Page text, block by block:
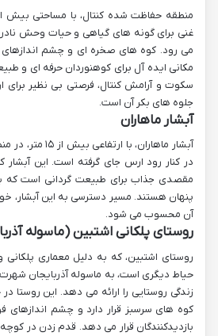
غنی برای گونه های گیاهی و حیات وحش
می رود. کوه های صخره ای و چشم اندازهای
مکانی ایده آل برای کوهنوردان حرفه ای و
سکوت و آرامش کنتال، فرصتی بی نظیر برای
جلوه های بکر آن است.
آبشار ماهاران
آبشار ماهاران، با
در کنار رود ارس جای گرفته است. این
مقصدی جذاب برای طبیعت گردانی است که
پنهان هستند. مسیر دسترسی به این آبشار،
آن محسوب می شود.
روستای پلکانی اشتبین (ماسوله
روستای اشتبین، که به دلیل معماری
حیاط دیگری است، به ماسوله آذربایجان شهرت
زندگی روستایی را ارائه می دهد. این روستا
کوه های سرسبز قرار دارد و چشم اندازهای
بازدیدکنندگان قرار می دهد. قدم زدن در